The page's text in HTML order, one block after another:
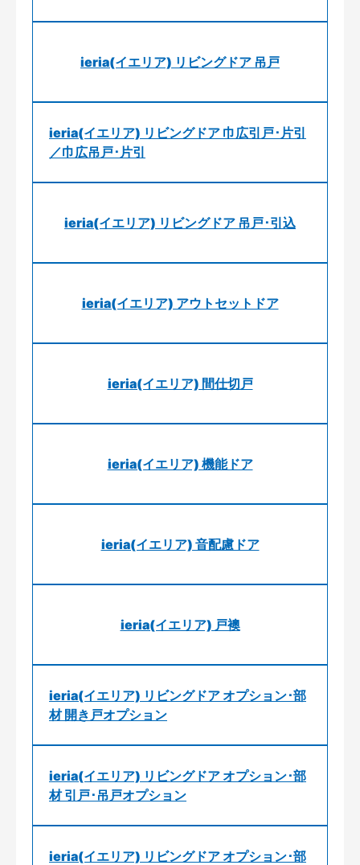
ieria(イエリア) リビングドア 吊戸
ieria(イエリア) リビングドア 巾広引戸･片引
／巾広吊戸･片引
ieria(イエリア) リビングドア 吊戸･引込
ieria(イエリア) アウトセットドア
ieria(イエリア) 間仕切戸
ieria(イエリア) 機能ドア
ieria(イエリア) 音配慮ドア
ieria(イエリア) 戸襖
ieria(イエリア) リビングドア オプション･部
材 開き戸オプション
ieria(イエリア) リビングドア オプション･部
材 引戸･吊戸オプション
ieria(イエリア) リビングドア オプション･部